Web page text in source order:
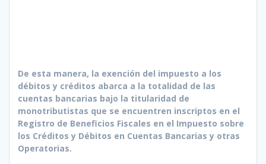
De esta manera, la exención del impuesto a los
débitos y créditos abarca a la totalidad de las
cuentas bancarias bajo la titularidad de
monotributistas que se encuentren inscriptos en el
Registro de Beneficios Fiscales en el Impuesto sobre
los Créditos y Débitos en Cuentas Bancarias y otras
Operatorias.